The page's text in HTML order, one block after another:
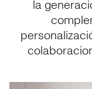
la